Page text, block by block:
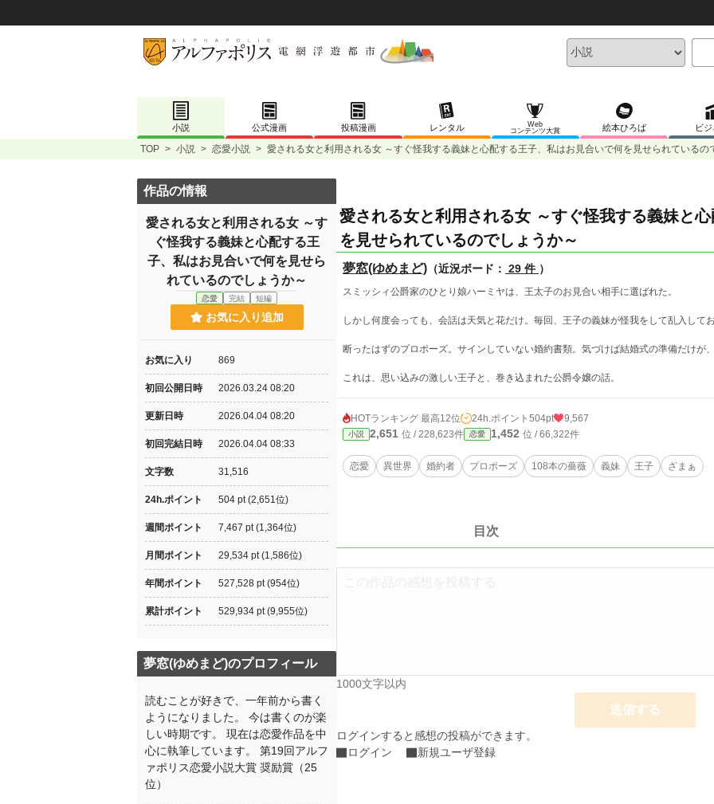
小説 公式漫画 投稿漫画 レンタル
Web
コンテンツ大賞
絵本ひろば ビジ
TOP > 小説 > 恋愛小説 > 愛される女と利用される女 ～すぐ怪我する義妹と心配する王子、私はお見合いで何を見せられているの
愛される女と利用される女 ～すぐ怪我する義妹と
を見せられているのでしょうか～
夢窓(ゆめまど) （近況ボード： 29 件 ）
スミッシィ公爵家のひとり娘ハーミヤは、王太子のお見合い相手に選ばれた。
しかし何度会っても、会話は天気と花だけ。毎回、王子の義妹が怪我をして乱入して
断ったはずのプロポーズ。サインしていない婚約書類。気づけば結婚式の準備だけが
これは、思い込みの激しい王子と、巻き込まれた公爵令嬢の話。
HOTランキング 最高12位 24h.ポイント 504pt 9,567
小説 2,651 位 / 228,623件 恋愛 1,452 位 / 66,322件
恋愛 異世界 婚約者 プロポーズ 108本の薔薇 義妹 王子 ざまぁ
目次
1000文字以内
送信する
ログインすると感想の投稿ができます。
ログイン
新規ユーザ登録
作品の情報
愛される女と利用される女 ～す
ぐ怪我する義妹と心配する王
子、私はお見合いで何を見せら
れているのでしょうか～
恋愛 完結 短編
お気に入り追加
お気に入り 869
初回公開日時 2026.03.24 08:20
更新日時 2026.04.04 08:20
初回完結日時 2026.04.04 08:33
文字数 31,516
24h.ポイント 504 pt (2,651位)
週間ポイント 7,467 pt (1,364位)
月間ポイント 29,534 pt (1,586位)
年間ポイント 527,528 pt (954位)
累計ポイント 529,934 pt (9,955位)
夢窓(ゆめまど)のプロフィール
読むことが好きで、一年前から書く
ようになりました。 今は書くのが楽
しい時期です。 現在は恋愛作品を中
心に執筆しています。 第19回アルフ
ァポリス恋愛小説大賞 奨励賞（25
位）